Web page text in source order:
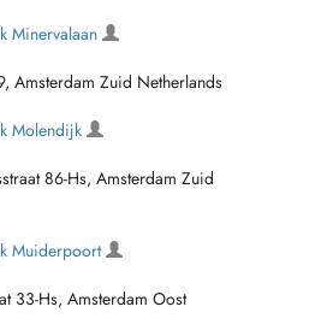
Minervalaan
Amsterdam Zuid Netherlands
Molendijk
86-Hs, Amsterdam Zuid
Muiderpoort
33-Hs, Amsterdam Oost